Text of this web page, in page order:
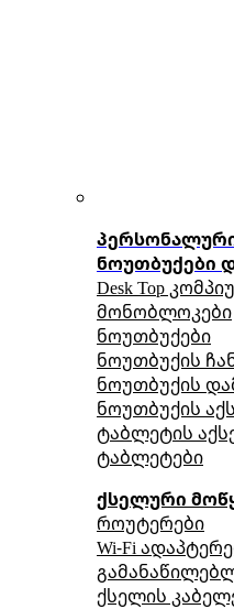
ნოუთბუქები
Desk Top
მონობლოკები
ნოუთბუქები
ნოუთბუქის
ნოუთბუქის
ნოუთბუქის
ტაბლეტის
ტაბლეტები
ქსელური
როუტერები
Wi-Fi
ქსელის